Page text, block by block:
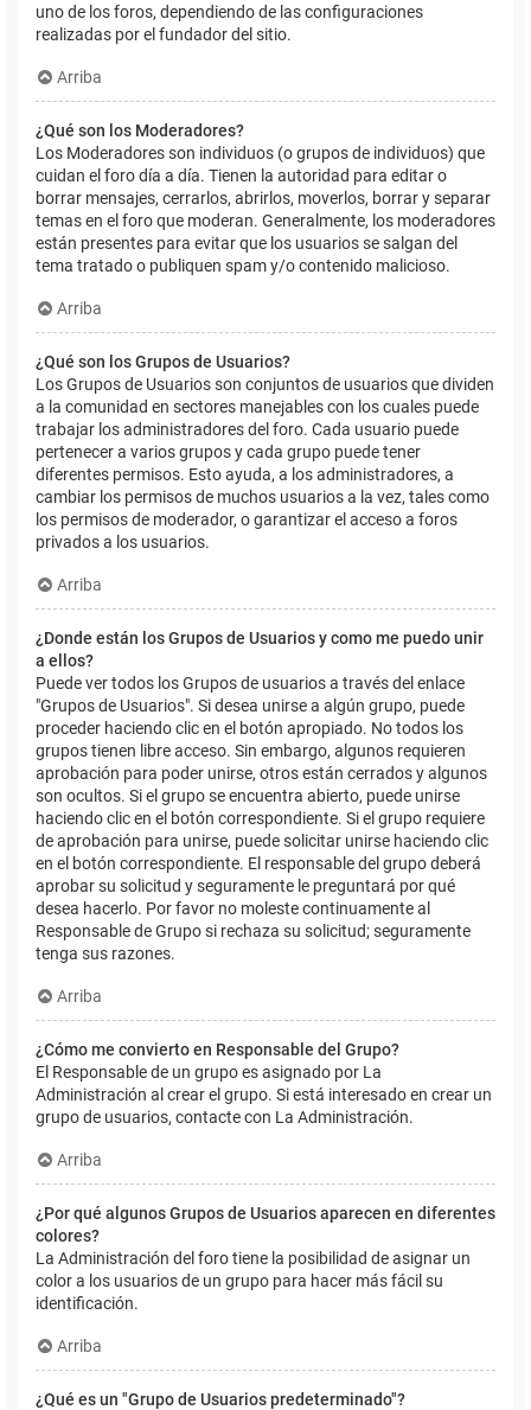
uno de los foros, dependiendo de las configuraciones
realizadas por el fundador del sitio.
Arriba
¿Qué son los Moderadores?
Los Moderadores son individuos (o grupos de individuos) que
cuidan el foro día a día. Tienen la autoridad para editar o
borrar mensajes, cerrarlos, abrirlos, moverlos, borrar y separar
temas en el foro que moderan. Generalmente, los moderadores
están presentes para evitar que los usuarios se salgan del
tema tratado o publiquen spam y/o contenido malicioso.
Arriba
¿Qué son los Grupos de Usuarios?
Los Grupos de Usuarios son conjuntos de usuarios que dividen
a la comunidad en sectores manejables con los cuales puede
trabajar los administradores del foro. Cada usuario puede
pertenecer a varios grupos y cada grupo puede tener
diferentes permisos. Esto ayuda, a los administradores, a
cambiar los permisos de muchos usuarios a la vez, tales como
los permisos de moderador, o garantizar el acceso a foros
privados a los usuarios.
Arriba
¿Donde están los Grupos de Usuarios y como me puedo unir
a ellos?
Puede ver todos los Grupos de usuarios a través del enlace
"Grupos de Usuarios". Si desea unirse a algún grupo, puede
proceder haciendo clic en el botón apropiado. No todos los
grupos tienen libre acceso. Sin embargo, algunos requieren
aprobación para poder unirse, otros están cerrados y algunos
son ocultos. Si el grupo se encuentra abierto, puede unirse
haciendo clic en el botón correspondiente. Si el grupo requiere
de aprobación para unirse, puede solicitar unirse haciendo clic
en el botón correspondiente. El responsable del grupo deberá
aprobar su solicitud y seguramente le preguntará por qué
desea hacerlo. Por favor no moleste continuamente al
Responsable de Grupo si rechaza su solicitud; seguramente
tenga sus razones.
Arriba
¿Cómo me convierto en Responsable del Grupo?
El Responsable de un grupo es asignado por La
Administración al crear el grupo. Si está interesado en crear un
grupo de usuarios, contacte con La Administración.
Arriba
¿Por qué algunos Grupos de Usuarios aparecen en diferentes
colores?
La Administración del foro tiene la posibilidad de asignar un
color a los usuarios de un grupo para hacer más fácil su
identificación.
Arriba
¿Qué es un "Grupo de Usuarios predeterminado"?